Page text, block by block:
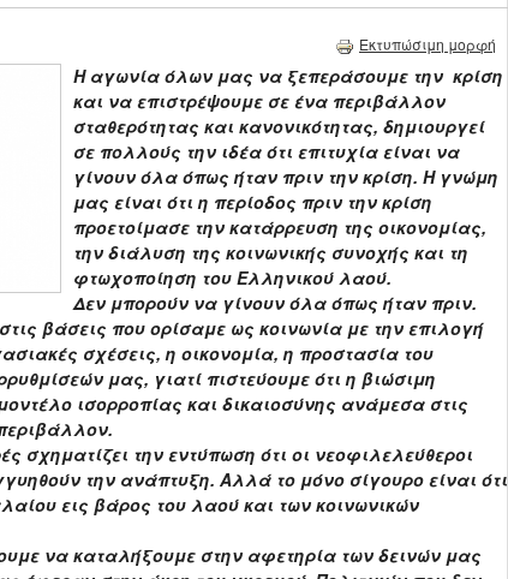
Εκτυπώσιμη μορφή
Η αγωνία όλων μας να ξεπεράσουμε την κρίση
και να επιστρέψουμε σε ένα περιβάλλον
σταθερότητας και κανονικότητας, δημιουργεί
σε πολλούς την ιδέα ότι επιτυχία είναι να
γίνουν όλα όπως ήταν πριν την κρίση. Η γνώμη
μας είναι ότι η περίοδος πριν την κρίση
προετοίμασε την κατάρρευση της οικονομίας,
την διάλυση της κοινωνικής συνοχής και τη
φτωχοποίηση του Ελληνικού λαού.
Δεν μπορούν να γίνουν όλα όπως ήταν πριν.
βάσεις που ορίσαμε ως κοινωνία με την επιλογή
σχέσεις, η οικονομία, η προστασία του
μας, γιατί πιστεύουμε ότι η βιώσιμη
ισορροπίας και δικαιοσύνης ανάμεσα στις
σχηματίζει την εντύπωση ότι οι νεοφιλελεύθεροι
την ανάπτυξη. Αλλά το μόνο σίγουρο είναι ότι
εις βάρος του λαού και των κοινωνικών
να καταλήξουμε στην αφετηρία των δεινών μας